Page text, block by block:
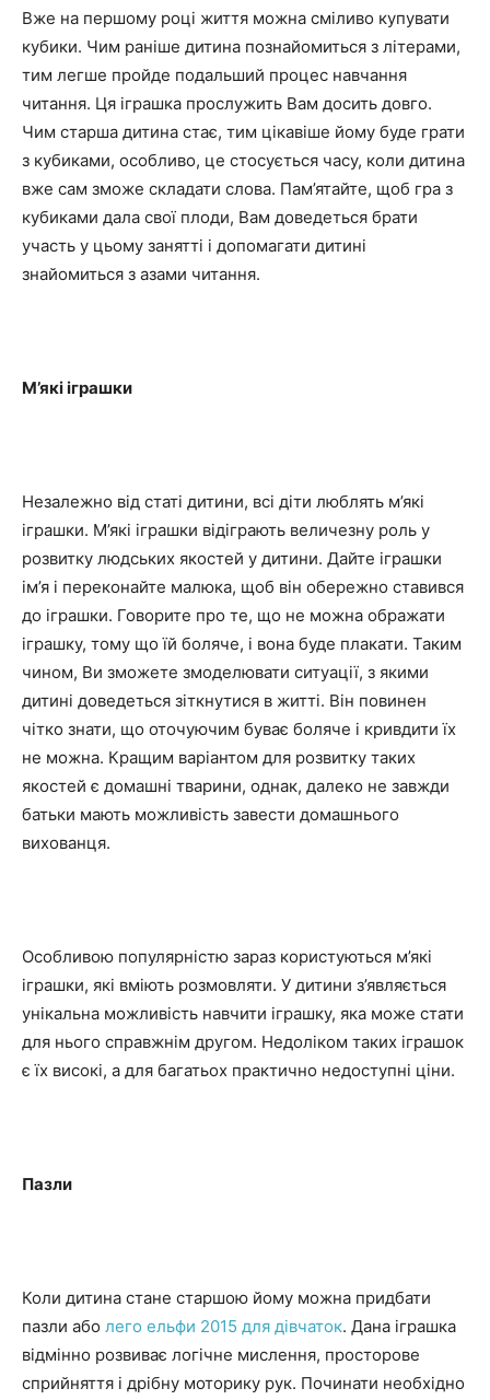
Вже на першому році життя можна сміливо купувати
кубики. Чим раніше дитина познайомиться з літерами,
тим легше пройде подальший процес навчання
читання. Ця іграшка прослужить Вам досить довго.
Чим старша дитина стає, тим цікавіше йому буде грати
з кубиками, особливо, це стосується часу, коли дитина
вже сам зможе складати слова. Пам’ятайте, щоб гра з
кубиками дала свої плоди, Вам доведеться брати
участь у цьому занятті і допомагати дитині
знайомиться з азами читання.
М’які іграшки
Незалежно від статі дитини, всі діти люблять м’які
іграшки. М’які іграшки відіграють величезну роль у
розвитку людських якостей у дитини. Дайте іграшки
ім’я і переконайте малюка, щоб він обережно ставився
до іграшки. Говорите про те, що не можна ображати
іграшку, тому що їй боляче, і вона буде плакати. Таким
чином, Ви зможете змоделювати ситуації, з якими
дитині доведеться зіткнутися в житті. Він повинен
чітко знати, що оточуючим буває боляче і кривдити їх
не можна. Кращим варіантом для розвитку таких
якостей є домашні тварини, однак, далеко не завжди
батьки мають можливість завести домашнього
вихованця.
Особливою популярністю зараз користуються м’які
іграшки, які вміють розмовляти. У дитини з’являється
унікальна можливість навчити іграшку, яка може стати
для нього справжнім другом. Недоліком таких іграшок
є їх високі, а для багатьох практично недоступні ціни.
Пазли
Коли дитина стане старшою йому можна придбати
пазли або лего ельфи 2015 для дівчаток. Дана іграшка
відмінно розвиває логічне мислення, просторове
сприйняття і дрібну моторику рук. Починати необхідно